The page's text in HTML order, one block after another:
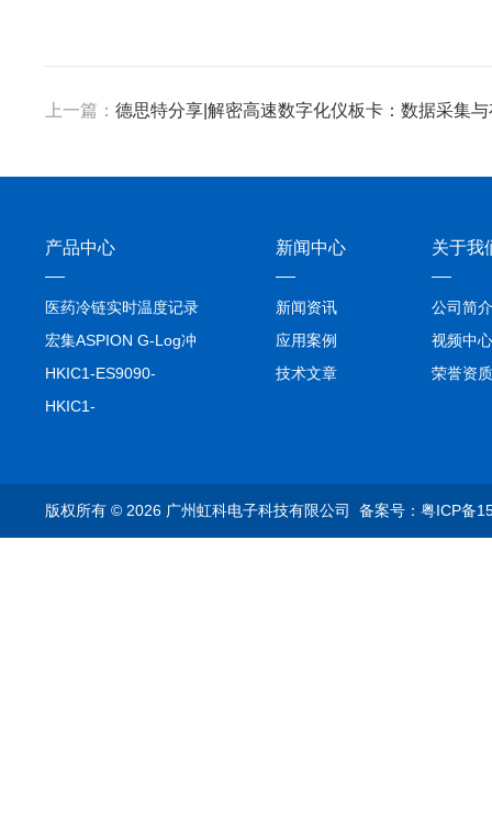
上一篇： 德思特分享|解密高速数字化仪板卡：数据采集
产品中心
医药冷链实时温度记录
仪TIVE Solo 5G
宏集ASPION G-Log冲
击记录仪
HKIC1-ES9090-
setA100/1000base-T1
HKIC1-
析仪
新闻中心
新闻资讯
应用案例
技术文章
关于我
公司简介
视频中心
荣誉资质
版权所有 © 2026 广州虹科电子科技有限公司 备案号：粤ICP备